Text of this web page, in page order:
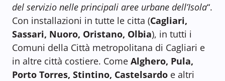
del servizio nelle principali aree urbane dell’Isola“.
Con installazioni in tutte le citta (Cagliari,
Sassari, Nuoro, Oristano, Olbia), in tutti i
Comuni della Città metropolitana di Cagliari e
in altre città costiere. Come Alghero, Pula,
Porto Torres, Stintino, Castelsardo e altri